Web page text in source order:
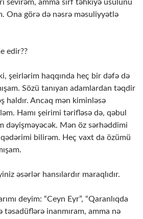
sevirəm, amma sırf təhkiyə üsulunu
Ona görə də nəsrə məsuliyyətlə
edir??
şeirlərim haqqında heç bir dəfə də
Sözü tanıyan adamlardan təqdir
haldır. Ancaq mən kiminləsə
Hamı şeirimi tərifləsə də, qəbul
dəyişməyəcək. Mən öz sərhəddimi
bilirəm. Heç vaxt da özümü
əsərlər hansılardır maraqlıdır.
deyim: “Ceyn Eyr”, “Qaranlıqda
təsadüflərə inanmıram, amma nə